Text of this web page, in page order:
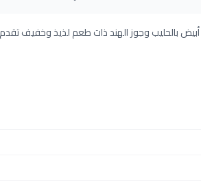
بالحليب وجوز الهند ذات طعم لذيذ وخفيف